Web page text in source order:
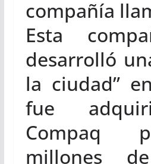
compañía
Esta
desarrolló
la ciudad”
fue
Compaq
millones